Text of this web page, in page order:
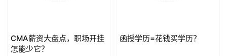
CMA薪资大盘点，职场开挂
怎能少它？
函授学历=花钱买学历？